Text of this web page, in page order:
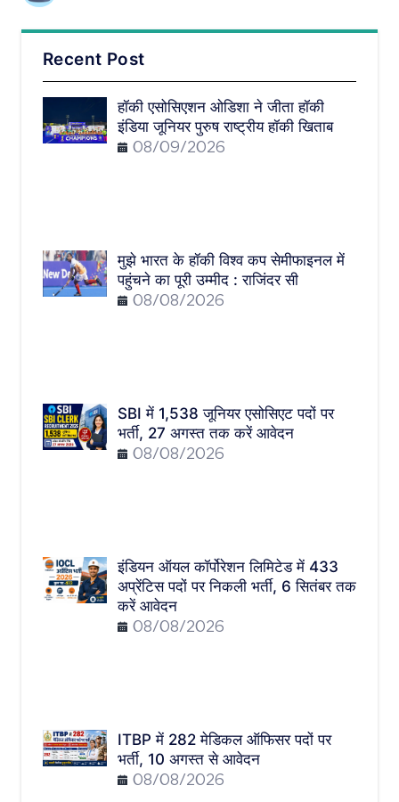
Recent Post
हॉकी एसोसिएशन ओडिशा ने जीता हॉकी
इंडिया जूनियर पुरुष राष्ट्रीय हॉकी खिताब
08/09/2026
मुझे भारत के हॉकी विश्व कप सेमीफाइनल में
पहुंचने का पूरी उम्मीद : राजिंदर सी
08/08/2026
SBI में 1,538 जूनियर एसोसिएट पदों पर
भर्ती, 27 अगस्त तक करें आवेदन
08/08/2026
इंडियन ऑयल कॉर्पोरेशन लिमिटेड में 433
अप्रेंटिस पदों पर निकली भर्ती, 6 सितंबर तक
करें आवेदन
08/08/2026
ITBP में 282 मेडिकल ऑफिसर पदों पर
भर्ती, 10 अगस्त से आवेदन
08/08/2026